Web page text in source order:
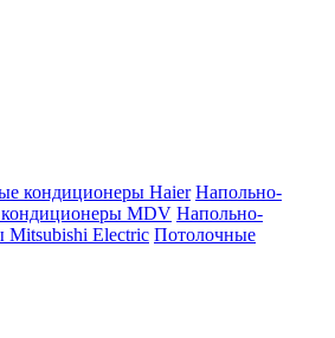
кондиционеры Haier Напольно-
MDV Напольно-
Electric Потолочные